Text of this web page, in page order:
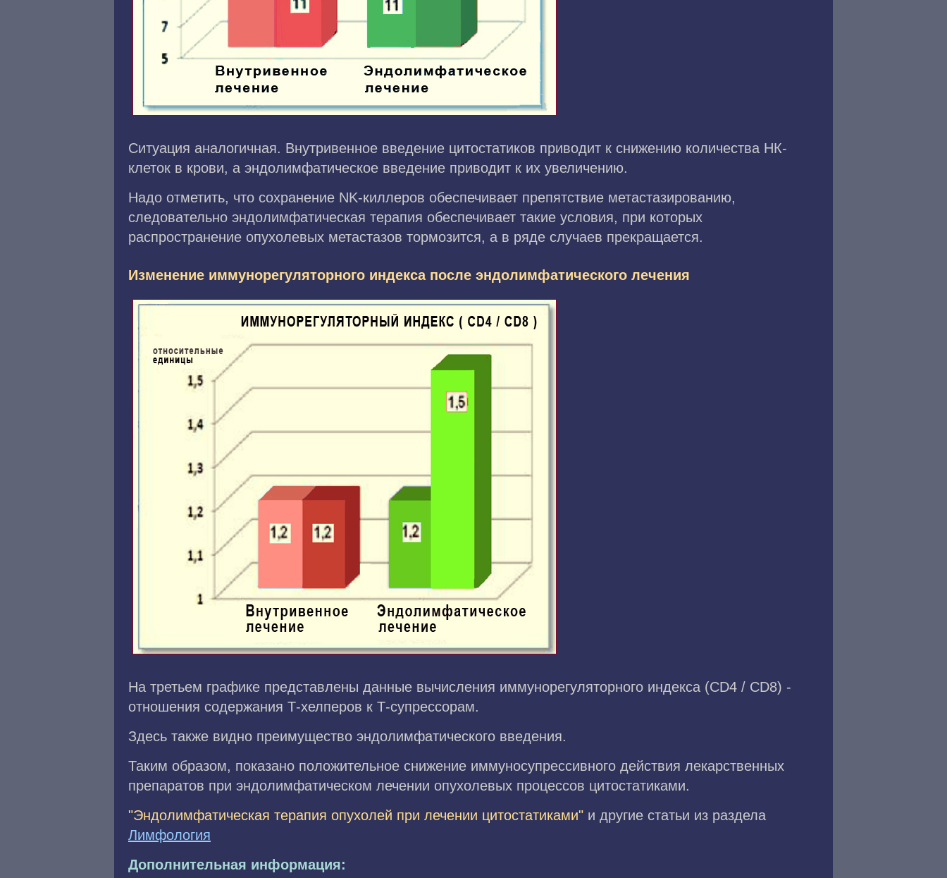
Ситуация аналогичная. Внутривенное введение цитостатиков приводит к снижению количества НК-
клеток в крови, а эндолимфатическое введение приводит к их увеличению.
Надо отметить, что сохранение NK-киллеров обеспечивает препятствие метастазированию,
следовательно эндолимфатическая терапия обеспечивает такие условия, при которых
распространение опухолевых метастазов тормозится, а в ряде случаев прекращается.
Изменение иммунорегуляторного индекса после эндолимфатического лечения
На третьем графике представлены данные вычисления иммунорегуляторного индекса (CD4 / CD8) -
отношения содержания Т-хелперов к Т-супрессорам.
Здесь также видно преимущество эндолимфатического введения.
Таким образом, показано положительное снижение иммуносупрессивного действия лекарственных
препаратов при эндолимфатическом лечении опухолевых процессов цитостатиками.
"Эндолимфатическая терапия опухолей при лечении цитостатиками" и другие статьи из раздела
Лимфология
Дополнительная информация: